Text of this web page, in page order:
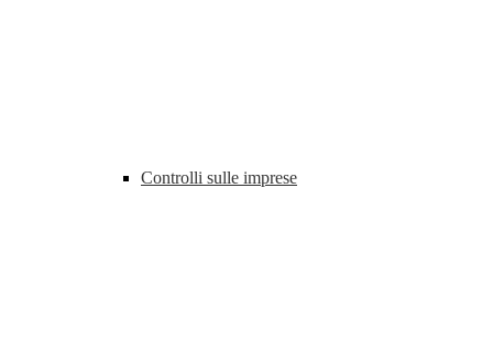
Controlli sulle imprese